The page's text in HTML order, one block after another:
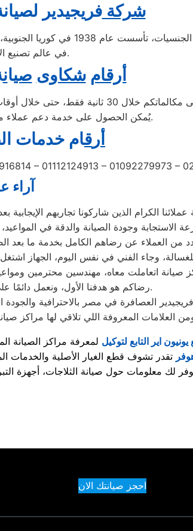
شركةفريجيدير
تُعد شركة فريجيدير إحدى
في عالم تصنيع الأجهزة الكهربائية.
أرقام شكاوى صيان
عبر الاتصال على الرقم 01207619993
يُمكن الحصول على خدمة دعم عملاء متعددة اللغات تناسب جميع احتياجاتكم.
أر قام خدمات
– 01112124913 – 01092279973 –
آراء
وجاء الفني في نفس اليوم، الجهاز اشتغل
صيانة اتعاملت معاه، مهندسين محترمين
رضاكم هو هدفنا الأول، ونعمل دائمًا على تقديم تجربة صيانة ترتقي لتوقعاتكم.
العصافرة في مصر بالاحترافية
اير التابع لتوكيل
احجز صيانتك الان